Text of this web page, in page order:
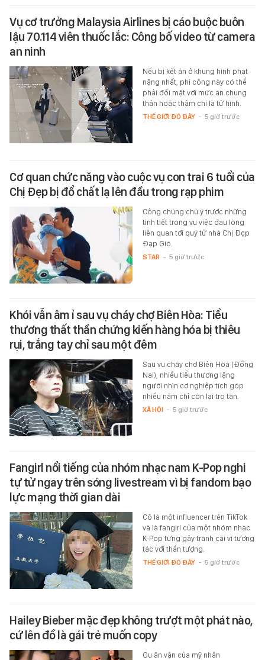
Vụ cơ trưởng Malaysia Airlines bị cáo buộc buôn
lậu 70.114 viên thuốc lắc: Công bố video từ camera
an ninh
Nếu bị kết án ở khung hình phạt
nặng nhất, phi công này có thể
phải đối mặt với mức án chung
thân hoặc thậm chí là tử hình.
THẾ GIỚI ĐÓ ĐÂY - 5 giờ trước
Cơ quan chức năng vào cuộc vụ con trai 6 tuổi của
Chị Đẹp bị đổ chất lạ lên đầu trong rạp phim
Công chúng chú ý trước những
tình tiết trong vụ việc đau lòng
liên quan tới quý tử nhà Chị Đẹp
Đạp Gió.
STAR - 5 giờ trước
Khói vẫn âm ỉ sau vụ cháy chợ Biên Hòa: Tiểu
thương thất thần chứng kiến hàng hóa bị thiêu
rụi, trắng tay chỉ sau một đêm
Sau vụ cháy chợ Biên Hòa (Đồng
Nai), nhiều tiểu thương lặng
người nhìn cơ nghiệp tích góp
nhiều năm chỉ còn lại tro tàn.
XÃ HỘI - 5 giờ trước
Fangirl nổi tiếng của nhóm nhạc nam K-Pop nghi
tự tử ngay trên sóng livestream vì bị fandom bạo
lực mạng thời gian dài
Cô là một influencer trên TikTok
và là fangirl của một nhóm nhạc
K-Pop từng gây tranh cãi vì tương
tác với thần tượng.
THẾ GIỚI ĐÓ ĐÂY - 5 giờ trước
Hailey Bieber mặc đẹp không trượt một phát nào,
cứ lên đồ là gái trẻ muốn copy
Gu ăn vận của mỹ nhân